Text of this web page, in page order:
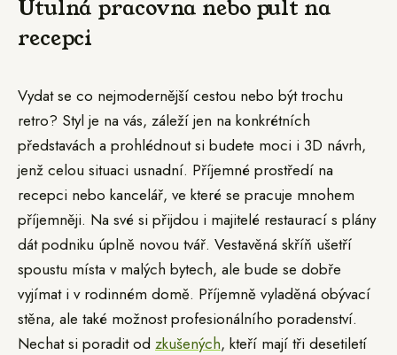
Útulná pracovna nebo pult na
recepci
Vydat se co nejmodernější cestou nebo být trochu
retro? Styl je na vás, záleží jen na konkrétních
představách a prohlédnout si budete moci i 3D návrh,
jenž celou situaci usnadní. Příjemné prostředí na
recepci nebo kancelář, ve které se pracuje mnohem
příjemněji. Na své si přijdou i majitelé restaurací s plány
dát podniku úplně novou tvář. Vestavěná skříň ušetří
spoustu místa v malých bytech, ale bude se dobře
vyjímat i v rodinném domě. Příjemně vyladěná obývací
stěna, ale také možnost profesionálního poradenství.
Nechat si poradit od zkušených, kteří mají tři desetiletí